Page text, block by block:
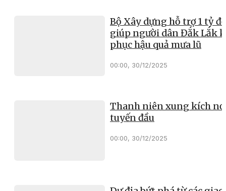
Bộ Xây dựng hỗ trợ 1 tỷ
giúp người dân Đắk Lắk
phục hậu quả mưa lũ
00:00, 30/12/2025
Thanh niên xung kích
tuyến đầu
00:00, 30/12/2025